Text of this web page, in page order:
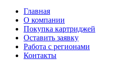
Главная
О компании
Покупка картриджей
Оставить заявку
Работа с регионами
Контакты